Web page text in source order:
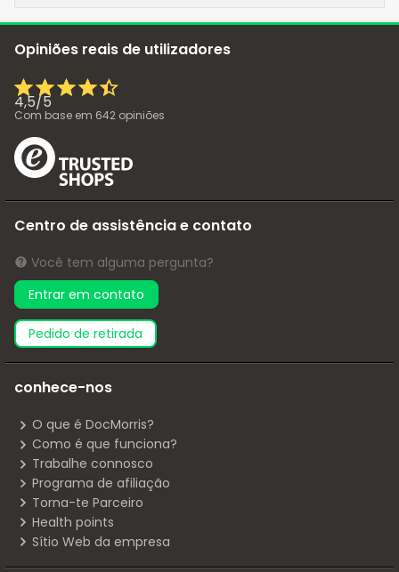
Opiniões reais de utilizadores
4,5/5
Com base em 642 opiniões
Centro de assistência e contato
Você tem alguma pergunta?
Entrar em contato
pedido de retirada
conhece-nos
O que é DocMorris?
Como é que funciona?
Trabalhe connosco
Programa de afiliação
Torna-te Parceiro
Health points
Sítio Web da empresa